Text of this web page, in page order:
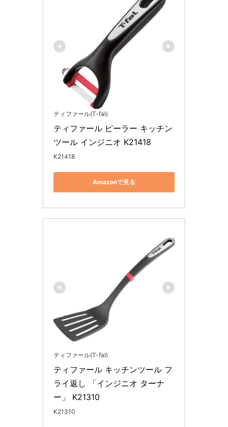
ティファール(T-fal)
ティファール ピーラー キッチン
ツール インジニオ K21418
K21418
Amazonで見る
ティファール(T-fal)
ティファール キッチンツール フ
ライ返し 「インジニオ ターナ
ー」 K21310
K21310